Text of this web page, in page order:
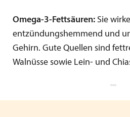
Omega-3-Fettsäuren: Sie
entzündungshemmend und
Gehirn. Gute Quellen sind
Walnüsse sowie Lein- und